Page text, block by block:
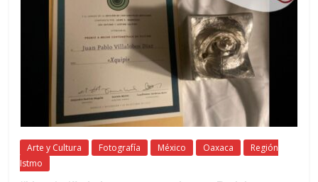
Arte y Cultura Fotografía México Oaxaca
Región
Istmo